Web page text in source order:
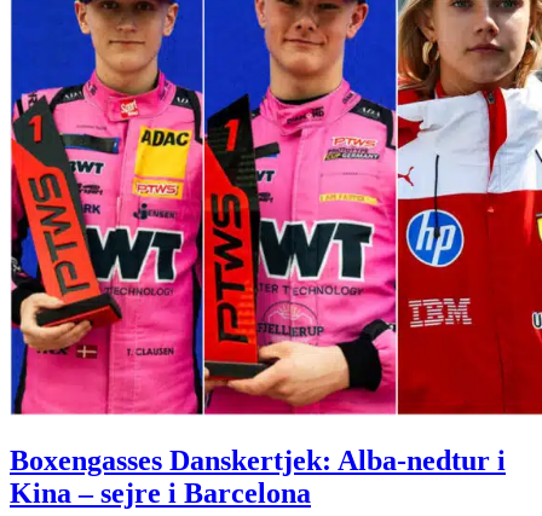
Boxengasses Danskertjek: Alba-nedtur i
Kina – sejre i Barcelona